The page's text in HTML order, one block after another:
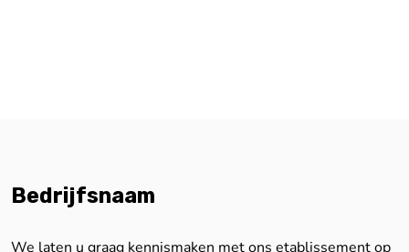
Bedrijfsnaam
We laten u graag kennismaken met ons etablissement op